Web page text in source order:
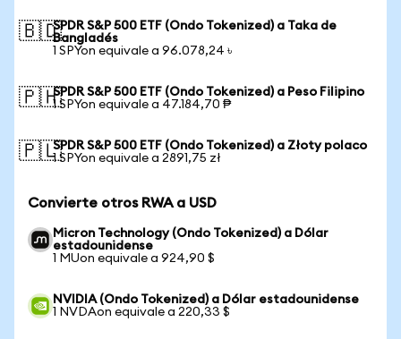
🇧🇩SPDR S&P 500 ETF (Ondo Tokenized) a Taka de
Bangladés
1 SPYon equivale a 96.078,24 ৳
🇵🇭SPDR S&P 500 ETF (Ondo Tokenized) a Peso Filipino
1 SPYon equivale a 47.184,70 ₱
🇵🇱SPDR S&P 500 ETF (Ondo Tokenized) a Złoty polaco
1 SPYon equivale a 2891,75 zł
Convierte otros RWA a USD
Micron Technology (Ondo Tokenized) a Dólar
estadounidense
1 MUon equivale a 924,90 $
NVIDIA (Ondo Tokenized) a Dólar estadounidense
1 NVDAon equivale a 220,33 $